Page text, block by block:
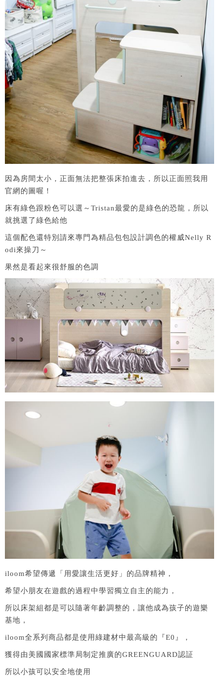
因為房間太小，正面無法把整張床拍進去，所以正面照我用
官網的圖喔！
床有綠色跟粉色可以選～Tristan最愛的是綠色的恐龍，所以
就挑選了綠色給他
這個配色還特別請來專門為精品包包設計調色的權威Nelly R
odi來操刀～
果然是看起來很舒服的色調
iloom希望傳遞「用愛讓生活更好」的品牌精神，
希望小朋友在遊戲的過程中學習獨立自主的能力，
所以床架組都是可以隨著年齡調整的，讓他成為孩子的遊樂
基地，
iloom全系列商品都是使用綠建材中最高級的『E0』，
獲得由美國國家標準局制定推廣的GREENGUARD認証
所以小孩可以安全地使用